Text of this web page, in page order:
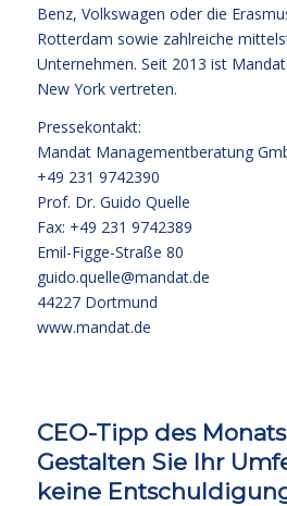
Benz, Volkswagen oder die
Rotterdam sowie zahlreiche
Unternehmen. Seit 2013 ist
New York vertreten.
Pressekontakt:
Mandat
+49 231 9742390
Prof. Dr.
Fax: +49 231 9742389
Emil-Figge-
guido.quelle@mandat.de
44227
www.mandat.de
CEO-Tipp des
Gestalten Sie Ihr
keine